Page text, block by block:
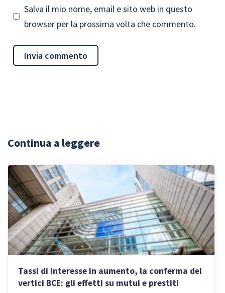
Salva il mio nome, email e sito web in questo
browser per la prossima volta che commento.
Continua a leggere
Tassi di interesse in aumento, la conferma dei
vertici BCE: gli effetti su mutui e prestiti